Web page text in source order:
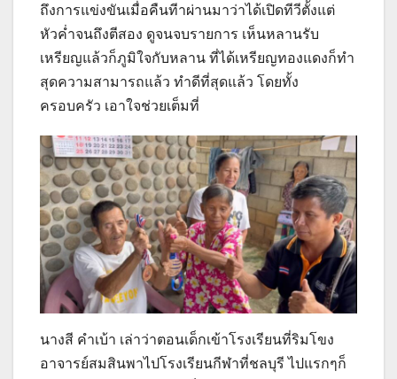
ถึงการแข่งขันเมื่อคืนทีาผ่านมาว่าได้เปิดทีวีตั้งแต่
หัวค่ำจนถึงตีสอง ดูจนจบรายการ เห็นหลานรับ
เหรียญแล้วก็ภูมิใจกับหลาน ที่ได้เหรียญทองแดงก็ทำ
สุดความสามารถแล้ว ทำดีที่สุดแล้ว โดยทั้ง
ครอบครัว เอาใจช่วยเต็มที่
นางสี คำเบ้า เล่าว่าตอนเด็กเข้าโรงเรียนที่ริมโขง
อาจารย์สมสินพาไปโรงเรียนกีฬาที่ชลบุรี ไปแรกๆก็